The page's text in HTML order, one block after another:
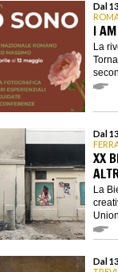
Dal
I
La
Dal
XX
La
Dal